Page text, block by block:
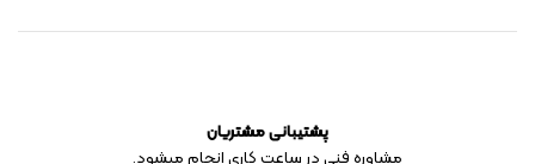
پشتیبانی مشتریان
مشاوره فنی در ساعت کاری انجام میشود.